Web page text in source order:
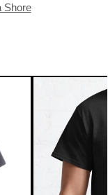
Shore